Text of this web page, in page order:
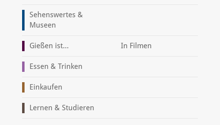
Sehenswertes &
Museen
Gießen ist... In Filmen
Essen & Trinken
Einkaufen
Lernen & Studieren